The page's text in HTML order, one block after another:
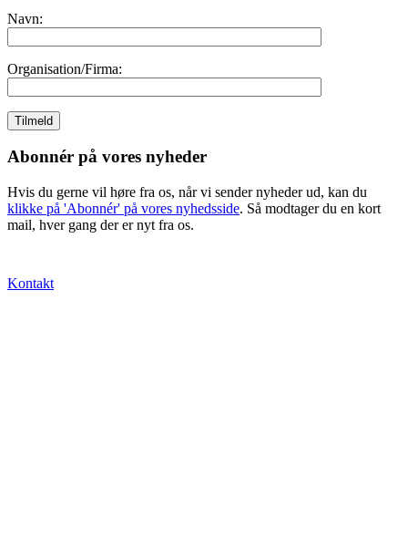
Navn:
Organisation/Firma:
Abonnér på vores nyheder
Hvis du gerne vil høre fra os, når vi sender nyheder ud, kan du
klikke på 'Abonnér' på vores nyhedsside. Så modtager du en kort
mail, hver gang der er nyt fra os.
Kontakt